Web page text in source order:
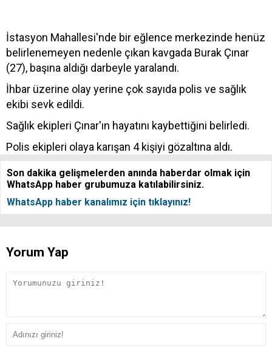
İstasyon Mahallesi'nde bir eğlence merkezinde henüz
belirlenemeyen nedenle çıkan kavgada Burak Çınar
(27), başına aldığı darbeyle yaralandı.
İhbar üzerine olay yerine çok sayıda polis ve sağlık
ekibi sevk edildi.
Sağlık ekipleri Çınar'ın hayatını kaybettiğini belirledi.
Polis ekipleri olaya karışan 4 kişiyi gözaltına aldı.
Son dakika gelişmelerden anında haberdar olmak için
WhatsApp haber grubumuza katılabilirsiniz.
WhatsApp haber kanalımız için tıklayınız!
Yorum Yap